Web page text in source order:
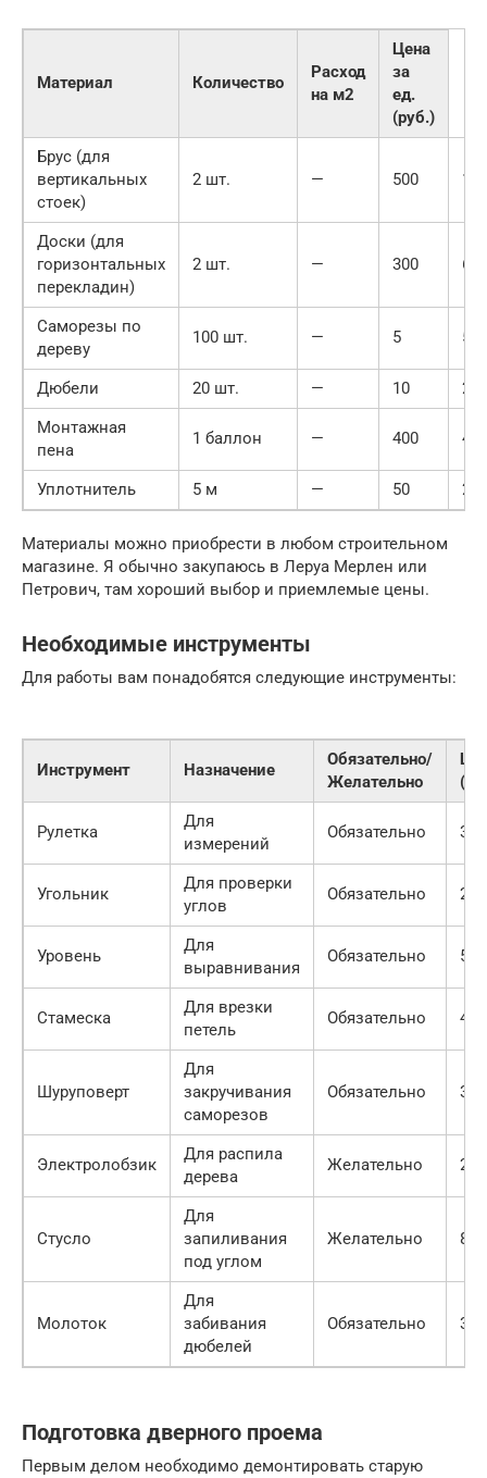
Материал Количество
Расход
на м2
Цена
за
ед.
(руб.)
Брус (для
вертикальных
стоек)
2 шт. — 500
Доски (для
горизонтальных
перекладин)
2 шт. — 300 600
Саморезы по
дереву
100 шт. — 5 500
Дюбели 20 шт. — 10
200
Монтажная
пена
1 баллон — 400 400
Уплотнитель 5 м — 50 250
Материалы можно приобрести в любом строительном
магазине. Я обычно закупаюсь в Леруа Мерлен или
Петрович, там хороший выбор и приемлемые цены.
Необходимые инструменты
Для работы вам понадобятся следующие инструменты:
Инструмент Назначение
Обязательно/
Желательно
Рулетка
Для
измерений
Обязательно 300
Угольник
Для проверки
углов
Обязательно 200
Уровень
Для
выравнивания
Обязательно 500
Стамеска
Для врезки
петель
Обязательно 400
Шуруповерт
Для
закручивания
саморезов
Обязательно
Электролобзик
Для распила
дерева
Желательно
Стусло
Для
запиливания
под углом
Желательно 800
Молоток
Для
забивания
дюбелей
Обязательно 300
Подготовка дверного проема
Первым делом необходимо демонтировать старую